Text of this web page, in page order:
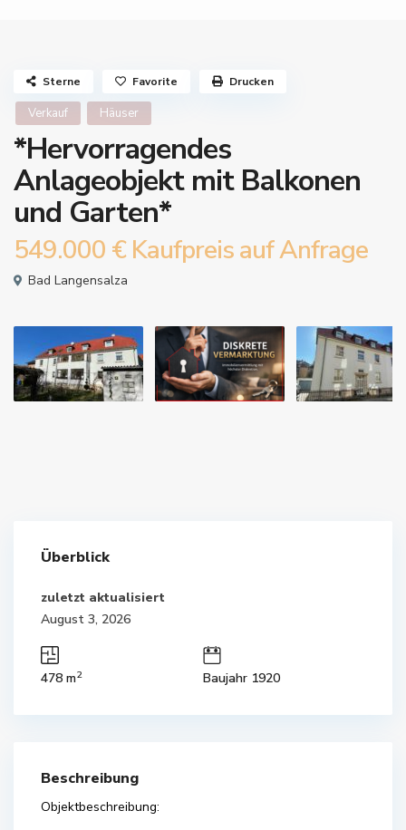
Verkauf Häuser
*Hervorragendes
Anlageobjekt mit Balkonen
und Garten*
549.000 €Kaufpreis auf Anfrage
Bad Langensalza
Sterne Favorite Drucken
Überblick
zuletzt aktualisiert
August 3, 2026
478 m2 Baujahr 1920
Beschreibung
Objektbeschreibung: